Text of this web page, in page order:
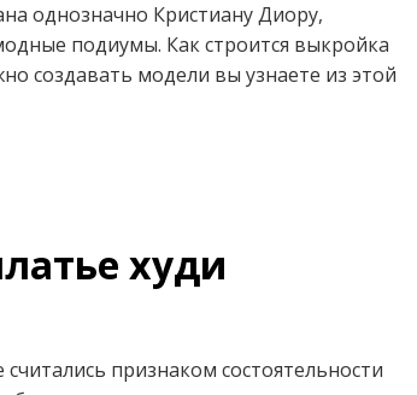
однозначно Кристиану Диору,
подиумы. Как строится выкройка
создавать модели вы узнаете из этой
худи
признаком состоятельности